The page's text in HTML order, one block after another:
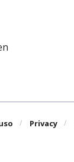
Privacy